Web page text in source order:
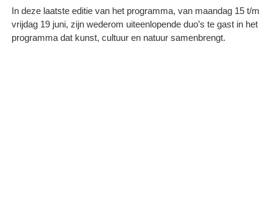
In deze laatste editie van het programma, van maandag 15 t/m
vrijdag 19 juni, zijn wederom uiteenlopende duo’s te gast in het
programma dat kunst, cultuur en natuur samenbrengt.